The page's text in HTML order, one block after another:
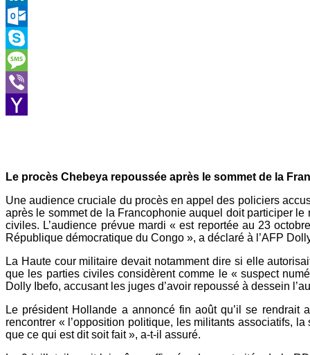
LinkedIn
Outlook.com
Skype
Message
Viber
Le procès Chebeya repoussée après le sommet de la
Une audience cruciale du procès en appel des policiers
après le sommet de la Francophonie auquel doit participer
civiles. L’audience prévue mardi « est reportée au 23
République démocratique du Congo », a déclaré à l’AFP
La Haute cour militaire devait notamment dire si elle
que les parties civiles considèrent comme le « suspect
Dolly Ibefo, accusant les juges d’avoir repoussé à dessein
Le président Hollande a annoncé fin août qu’il se
rencontrer « l’opposition politique, les militants associatifs,
que ce qui est dit soit fait », a-t-il assuré.